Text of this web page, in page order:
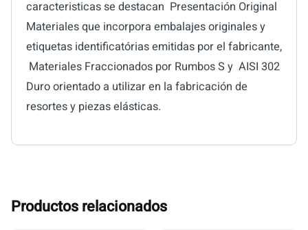
caracteristicas se destacan  Presentación Original
Materiales que incorpora embalajes originales y
etiquetas identificatórias emitidas por el fabricante,
 Materiales Fraccionados por Rumbos S y  AISI 302
Duro orientado a utilizar en la fabricación de
resortes y piezas elásticas.
Productos relacionados